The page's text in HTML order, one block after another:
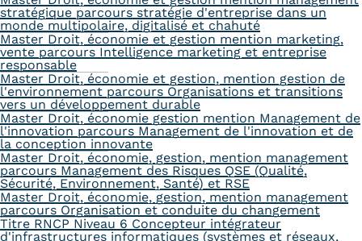
stratégique parcours stratégie d'entreprise dans un
monde multipolaire, digitalisé et chahuté
Master Droit, économie et gestion mention marketing,
vente parcours Intelligence marketing et entreprise
responsable
Master Droit, économie et gestion, mention gestion de
l'environnement parcours Organisations et transitions
vers un développement durable
Master Droit, économie gestion mention Management de
l'innovation parcours Management de l'innovation et de
la conception innovante
Master Droit, économie, gestion, mention management
parcours Management des Risques QSE (Qualité,
Sécurité, Environnement, Santé) et RSE
Master Droit, économie, gestion, mention management
parcours Organisation et conduite du changement
Titre RNCP Niveau 6 Concepteur intégrateur
d'infrastructures informatiques (systèmes et réseaux,